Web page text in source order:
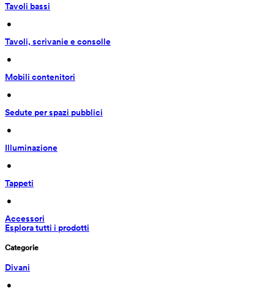
Tavoli bassi
•
Tavoli, scrivanie e consolle
•
Mobili contenitori
•
Sedute per spazi pubblici
•
Illuminazione
•
Tappeti
•
Accessori
Esplora tutti i prodotti
Categorie
Divani
•